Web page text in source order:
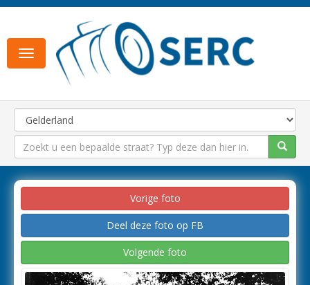
Toggle
navigation
Vorige foto
Deel deze foto op FB
Volgende foto